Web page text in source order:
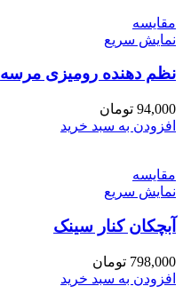
مقايسه
نمایش سریع
نظم دهنده رومیزی مرسه
94,000 تومان
افزودن به سبد خرید
مقايسه
نمایش سریع
آبچکان کنار سینک
798,000 تومان
افزودن به سبد خرید